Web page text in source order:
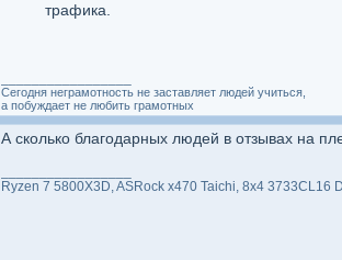
трафика.
Сегодня неграмотность не заставляет людей учиться,
а побуждает не любить грамотных
А сколько благодарных людей в отзывах на
Ryzen 7 5800X3D, ASRock x470 Taichi, 8x4 3733CL16